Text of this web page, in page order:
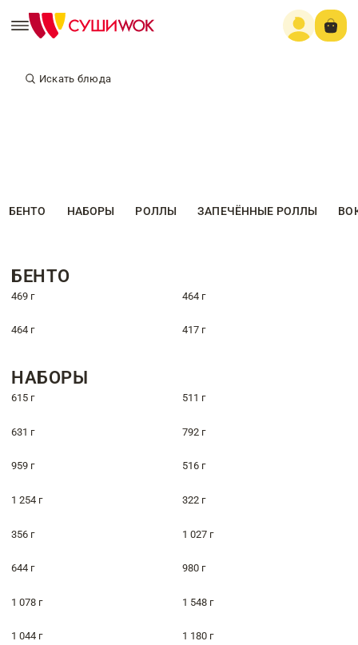
Искать блюда
БЕНТО НАБОРЫ РОЛЛЫ ЗАПЕЧЁННЫЕ РОЛЛЫ
БЕНТО
469 г 464 г
464 г 417 г
НАБОРЫ
615 г 511 г
631 г 792 г
959 г 516 г
1 254 г 322 г
356 г 1 027 г
644 г 980 г
1 078 г 1 548 г
1 044 г 1 180 г